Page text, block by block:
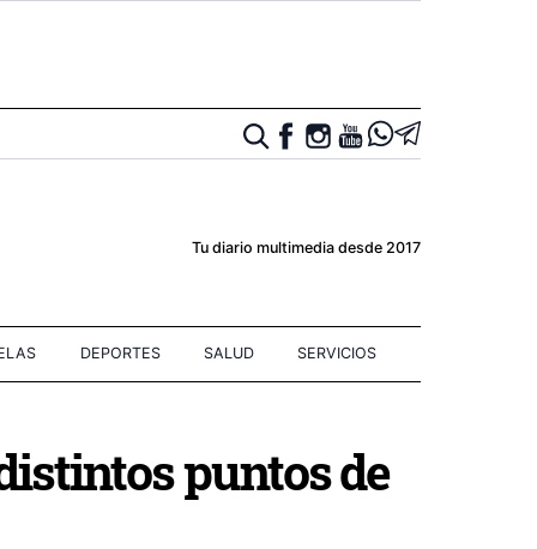
Tu diario multimedia desde 2017
DEPORTES SALUD SERVICIOS
puntos de